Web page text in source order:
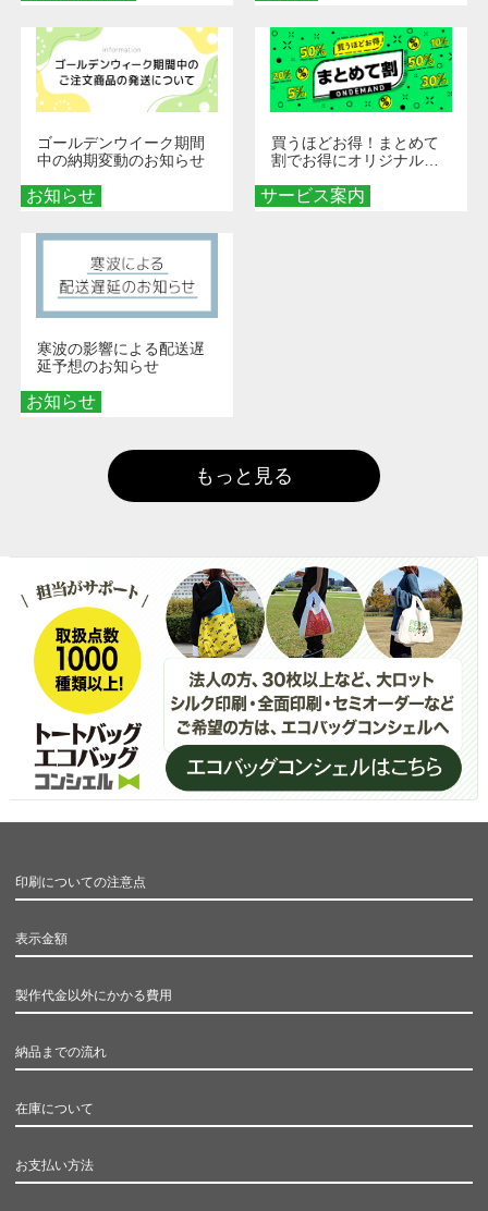
お知らせ
ゴールデンウイーク期間
中の納期変動のお知らせ
サービス案内
買うほどお得！まとめて
割でお得にオリジナルグ
お知らせ
寒波の影響による配送遅
延予想のお知らせ
もっと見る
印刷についての注意点
表示金額
製作代金以外にかかる費用
納品までの流れ
在庫について
お支払い方法